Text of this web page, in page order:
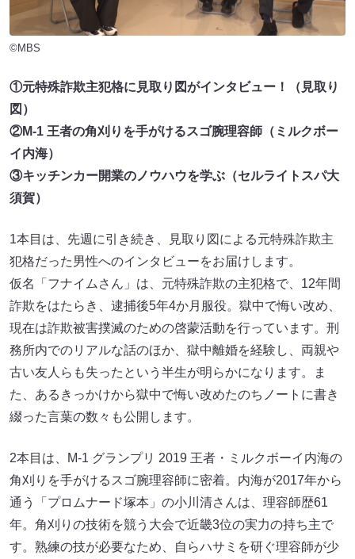
©MBS
①元特殊詐欺主犯格に見取り図がインタビュー！（見取り
図）
②M-1 王者の角刈りを手がけるスゴ腕理容師（ミルクボー
イ内海）
③キッチンカー開業のノウハウを学ぶ（セルライトスパ大
須賀）
1本目は、先週に引き続き、見取り図による元特殊詐欺主
犯格だった男性へのインタビューをお届けします。
仮名「フナイムさん」は、元特殊詐欺の主犯格で、12年間
詐欺をはたらき、逮捕後5年4か月服役。獄中で悔い改め、
現在は詐欺被害撲滅のための啓蒙活動を行っています。刑
務所内でのリアルな話のほか、獄中離婚を経験し、両親や
古い友人らも失ったという半生が明らかになります。ま
た、あるきっかけから獄中で悔い改めたのちノートに書き
綴った言葉の数々も公開します。
2本目は、M-1 グランプリ 2019 王者・ミルクボーイ内海の
角刈りを手がけるスゴ腕理容師に密着。内海が2017年から
通う「プロムナード塚本」の小川清さんは、理容師歴61
年。角刈りの技術を競う大会で近畿3位の実力の持ち主で
す。熟練の技が必要なため、自らハサミを研ぐ理容師が少